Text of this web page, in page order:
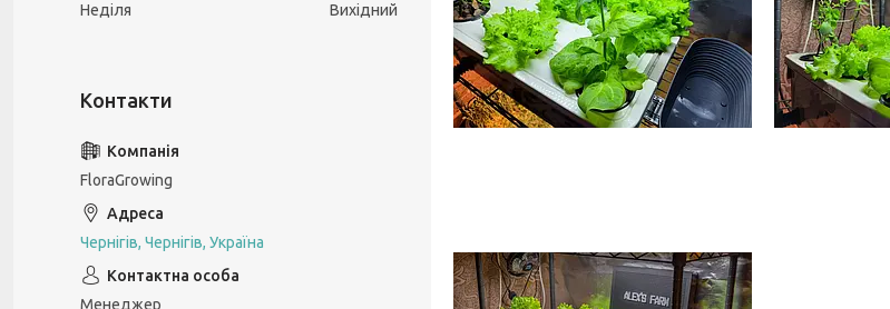
Неділя
Вихідний
FloraGrowing
Чернігів, Чернігів, Україна
Менеджер